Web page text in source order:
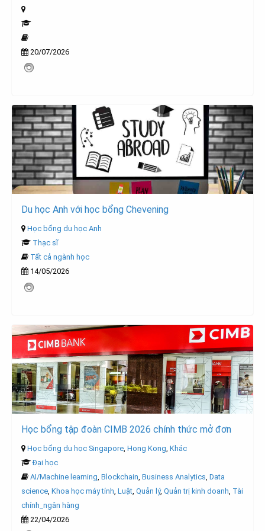
20/07/2026
Du học Anh với học bổng Chevening
Học bổng du học Anh
Thạc sĩ
Tất cả ngành học
14/05/2026
Học bổng tập đoàn CIMB 2026 chính thức mở đơn
Học bổng du học Singapore Hong Kong Khác
Đại học
AI/Machine learning Blockchain Business Analytics Data
science Khoa học máy tính Luật Quản lý, Quản trị kinh doanh Tài
chính_ngân hàng
22/04/2026